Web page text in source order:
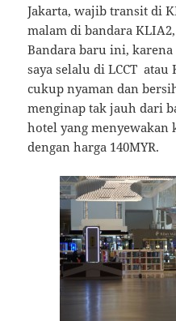
Jakarta, wajib transit di
malam di bandara
Bandara baru ini,
saya selalu di LCCT
cukup nyaman dan
menginap tak jauh dari
hotel yang menyewakan
dengan harga 140MYR.